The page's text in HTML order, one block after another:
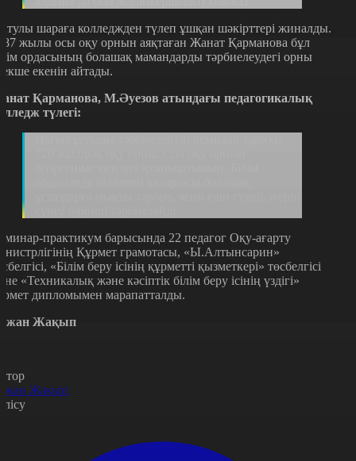
шараға колледжден түлеп ұшқан шәкірттері жиналды.
жылы осы оқу орнын аяқтаған Жанат Қарманова бұл
ордасының болашақ мамандарды тәрбиелеудегі орны
екенін айтады.
Қарманова, М.Әуезов атындағы педагогикалық
түлегі:
практикум барысында 22 педагог Оқу-ағарту
Құрмет грамотасы, «Ы.Алтынсарин»
«Білім беру ісінің құрметті қызметкері» төсбелгісі
«Техникалық және кәсіптік білім беру ісінің үздігі»
дипломымен марапатталды.
Жақып
Жақып